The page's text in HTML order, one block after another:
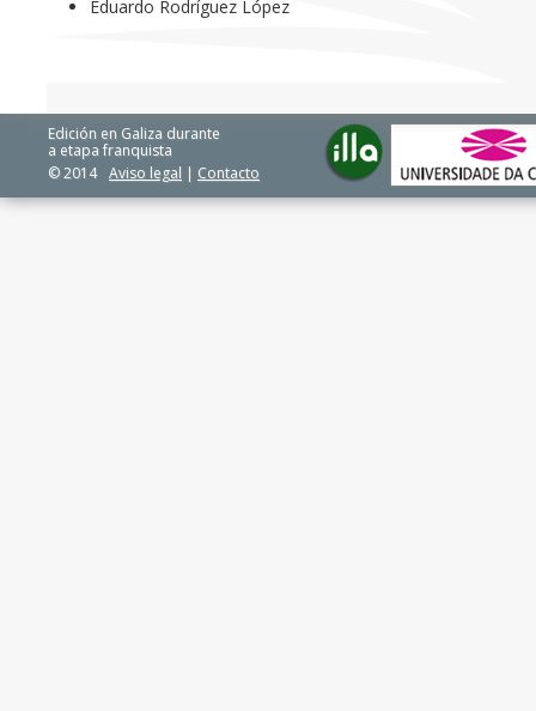
Eduardo Rodríguez López
Edición en Galiza durante
a etapa franquista
© 2014 Aviso legal | Contacto